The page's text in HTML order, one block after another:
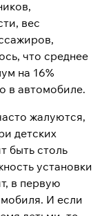
вес
что среднее
на 16%
в автомобиле.
жалуются,
детских
быть столь
установки
в первую
И если